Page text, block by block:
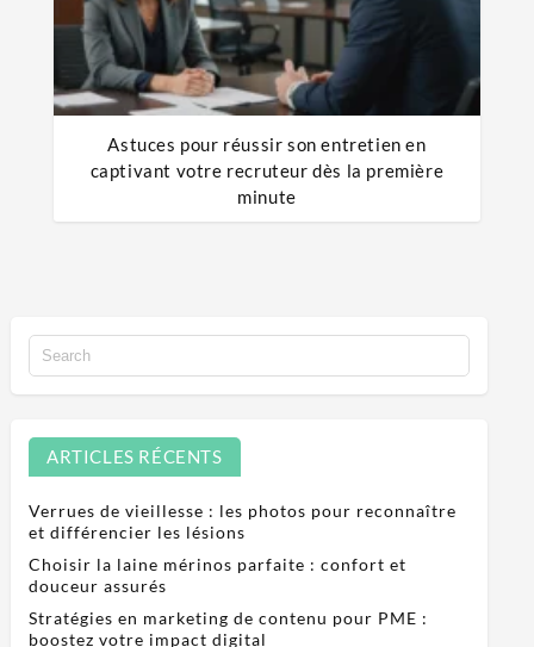
Astuces pour réussir son entretien en
captivant votre recruteur dès la première
minute
ARTICLES RÉCENTS
Verrues de vieillesse : les photos pour reconnaître
et différencier les lésions
Choisir la laine mérinos parfaite : confort et
douceur assurés
Stratégies en marketing de contenu pour PME :
boostez votre impact digital